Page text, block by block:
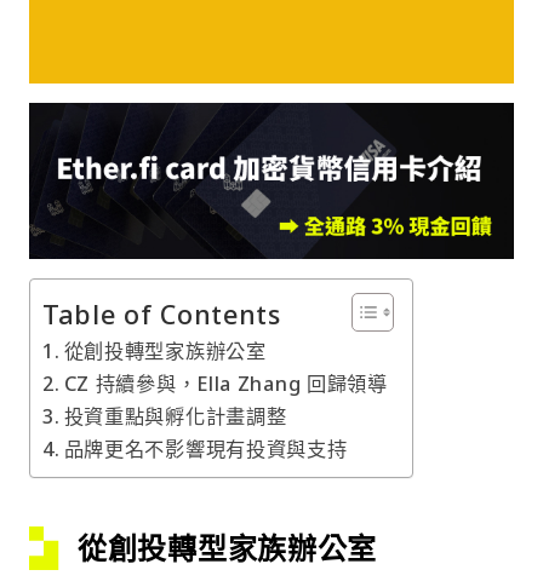
Table of Contents
從創投轉型家族辦公室
CZ 持續參與，Ella Zhang 回歸領導
投資重點與孵化計畫調整
品牌更名不影響現有投資與支持
從創投轉型家族辦公室